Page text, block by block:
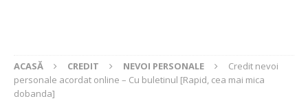
ACASĂ CREDIT NEVOI PERSONALE
Credit nevoi
personale acordat online – Cu buletinul [Rapid, cea mai mica
dobanda]